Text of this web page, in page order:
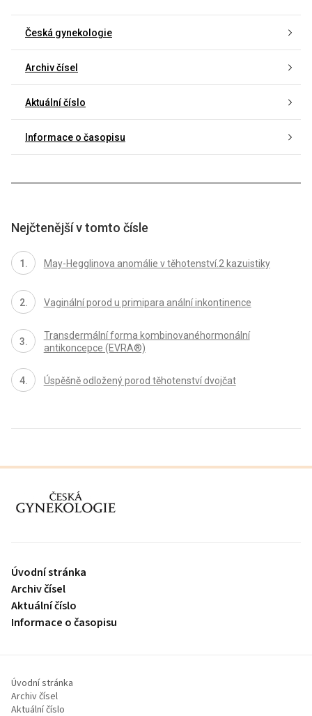
Česká gynekologie
Archiv čísel
Aktuální číslo
Informace o časopisu
Nejčtenější v tomto čísle
May-Hegglinova anomálie v těhotenství.2 kazuistiky
Vaginální porod u primipara anální inkontinence
Transdermální forma kombinovanéhormonální
antikoncepce (EVRA®)
Úspěšně odložený porod těhotenství dvojčat
proLékaře.cz
Úvodní stránka
Archiv čísel
Aktuální číslo
Informace o časopisu
Úvodní stránka
Archiv čísel
Aktuální číslo